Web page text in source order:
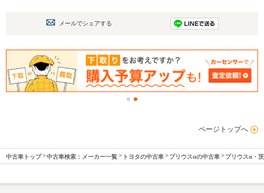
メールでシェアする
ページトップへ
中古車トップ 中古車検索：メーカー一覧 トヨタの中古車 プリウスαの中古車 プリウスα・